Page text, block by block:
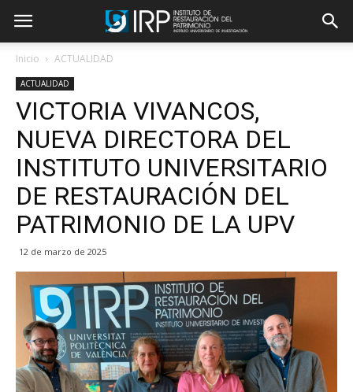
Inicio ACTUALIDAD
ACTUALIDAD
VICTORIA VIVANCOS,
NUEVA DIRECTORA DEL
INSTITUTO UNIVERSITARIO
DE RESTAURACIÓN DEL
PATRIMONIO DE LA UPV
12 de marzo de 2025